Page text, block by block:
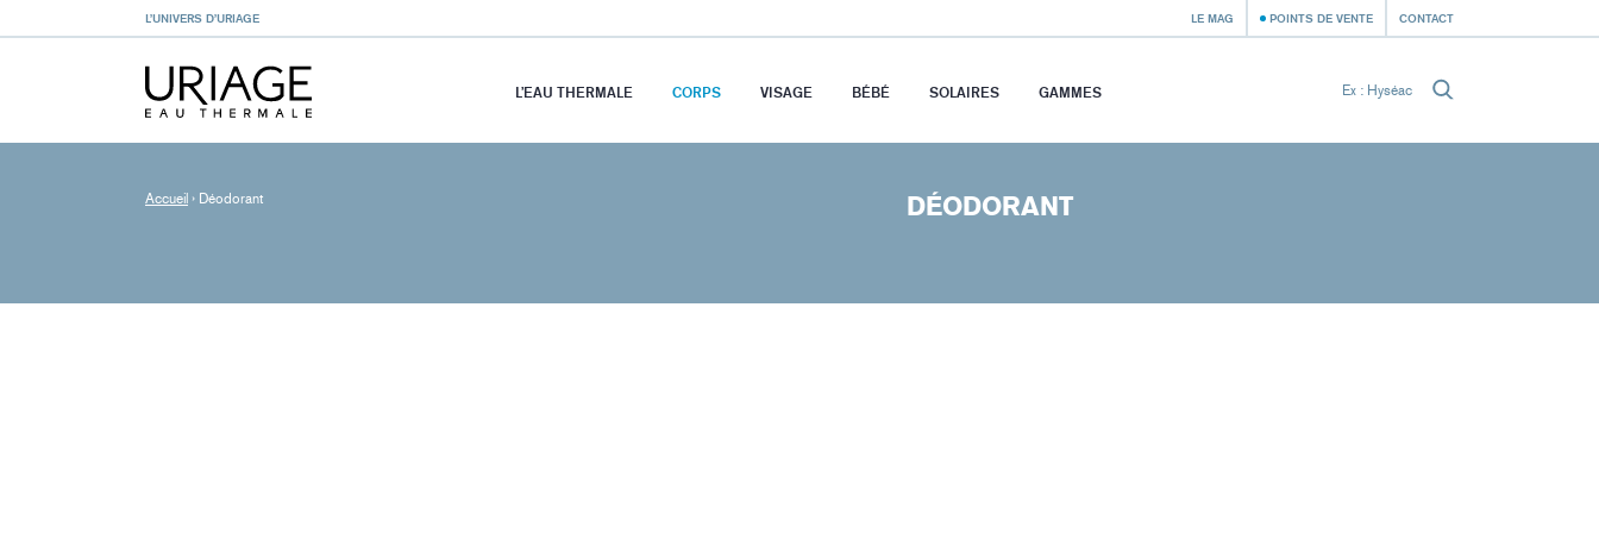
L’UNIVERS D’URIAGE LE MAG POINTS DE VENTE CONTACT
L’EAU THERMALE CORPS VISAGE BÉBÉ SOLAIRES GAMMES
Accueil › Déodorant DÉODORANT